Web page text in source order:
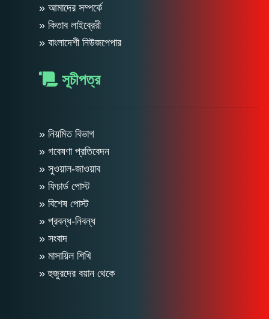
» আমাদের সম্পর্কে
» কিতাব লাইব্রেরী
» বাংলাদেশী নিউজপেপার
সূচীপত্র
» নিয়মিত বিভাগ
» গবেষণা প্রতিবেদন
» সুওয়াল-জাওয়াব
» ফিচার্ড পোস্ট
» বিশেষ পোস্ট
» প্রবন্ধ-নিবন্ধ
» সংবাদ
» মাসায়িল শিখি
» হুজুরদের বয়ান থেকে